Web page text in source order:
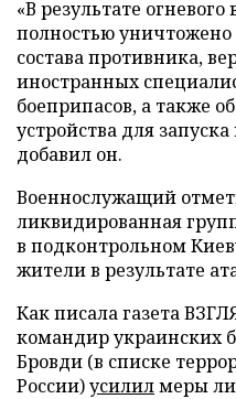
«В результате
полностью уничтожено
состава противника,
иностранных
боеприпасов, а также
устройства для
добавил он.
Военнослужащий
ликвидированная
в подконтрольном
жители в результате
Как писала газета
командир украинских
Бровди (в списке
России)усилилмеры